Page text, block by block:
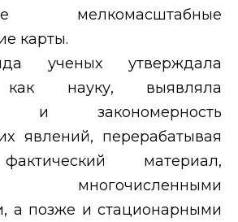
мелкомасштабные
карты.
ученых утверждала
как науку, выявляла
и закономерность
явлений, перерабатывая
материал,
многочисленными
а позже и стационарными